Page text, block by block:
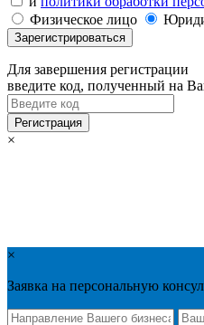
Физическое лицо
Для завершения регистрации
введите код, полученный на
×
×
Заявка на персональную